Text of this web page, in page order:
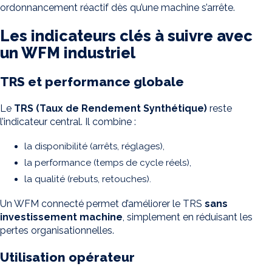
ordonnancement réactif dès qu’une machine s’arrête.
Les indicateurs clés à suivre avec
un WFM industriel
TRS et performance globale
Le TRS (Taux de Rendement Synthétique) reste
l’indicateur central. Il combine :
la disponibilité (arrêts, réglages),
la performance (temps de cycle réels),
la qualité (rebuts, retouches).
Un WFM connecté permet d’améliorer le TRS sans
investissement machine, simplement en réduisant les
pertes organisationnelles.
Utilisation opérateur